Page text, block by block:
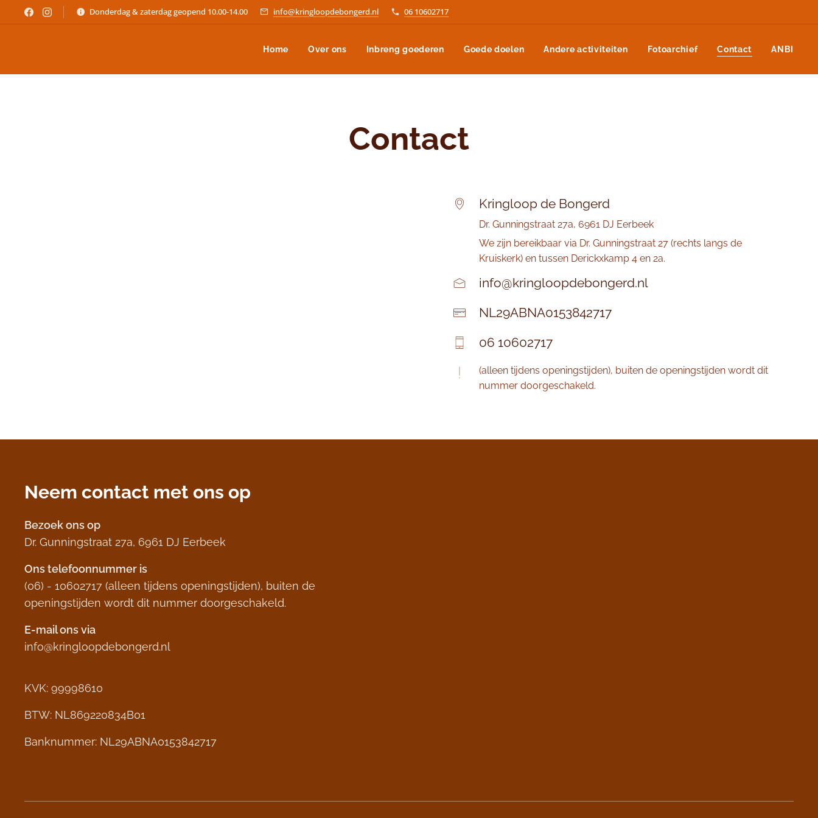
Donderdag & zaterdag geopend 10.00-14.00 info@kringloopdebongerd.nl 06 10602717
Home Over ons Inbreng goederen Goede doelen Andere activiteiten Fotoarchief Contact ANBI
Contact
Kringloop de Bongerd
Dr. Gunningstraat 27a, 6961 DJ Eerbeek
We zijn bereikbaar via Dr. Gunningstraat 27 (rechts langs de
Kruiskerk) en tussen Derickxkamp 4 en 2a.
info@kringloopdebongerd.nl
NL29ABNA0153842717
06 10602717
(alleen tijdens openingstijden), buiten de openingstijden wordt dit
nummer doorgeschakeld.
Neem contact met ons op
Bezoek ons op
Dr. Gunningstraat 27a, 6961 DJ Eerbeek
Ons telefoonnummer is
(06) - 10602717 (alleen tijdens openingstijden), buiten de
openingstijden wordt dit nummer doorgeschakeld.
E-mail onsvia
info@kringloopdebongerd.nl
KVK: 99998610
BTW: NL869220834B01
Banknummer: NL29ABNA0153842717